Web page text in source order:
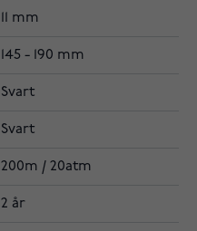
11 mm
145 - 190 mm
Svart
Svart
200m / 20atm
2 år